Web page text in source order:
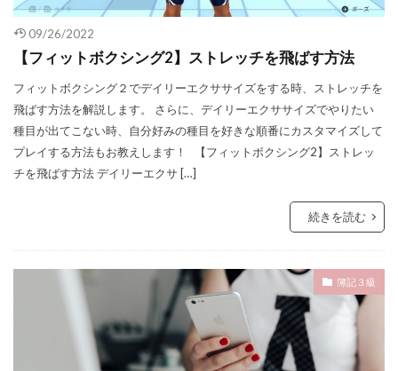
09/26/2022
【フィットボクシング2】ストレッチを飛ばす方法
フィットボクシング２でデイリーエクササイズをする時、ストレッチを
飛ばす方法を解説します。 さらに、デイリーエクササイズでやりたい
種目が出てこない時、自分好みの種目を好きな順番にカスタマイズして
プレイする方法もお教えします！ 【フィットボクシング2】ストレッ
チを飛ばす方法 デイリーエクサ […]
続きを読む
簿記３級